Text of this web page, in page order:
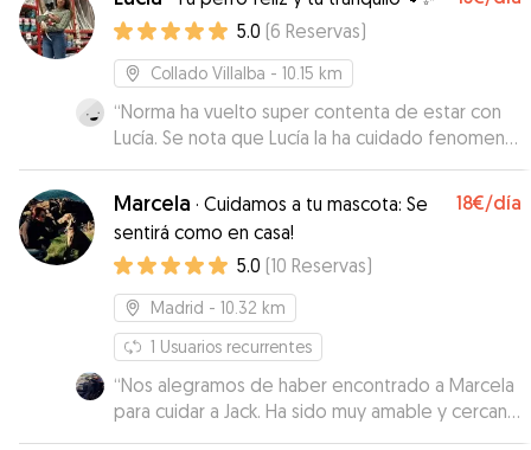
encuentras alguien con experiencia y vocación.”
5.0 (6 Reservas)
Collado Villalba - 10.15 km
“Norma ha vuelto super contenta de estar con
Lucía. Se nota que Lucía la ha cuidado fenomenal,
y nos ha ido enviando fotos de todo lo que iban
haciendo los dos días que la hemos dejado.
Ademas, Norma se ha llevado muy bien con sus
perritos (a pesar de que mi perra es muy
miedosa y le suele costar al principio
relacionarse). Agradecida es poco :) :) Repetiría
sin dudar”
Marcela · Cuidamos a tu mascota: Se
sentirá como en casa!
18€/día
5.0 (10 Reservas)
Madrid - 10.32 km
1 Usuarios recurrentes
“Nos alegramos de haber encontrado a Marcela
para cuidar a Jack. Ha sido muy amable y cercana
y tiene un espacio estupendo para los perros,